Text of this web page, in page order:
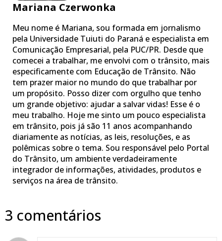
Mariana Czerwonka
Meu nome é Mariana, sou formada em jornalismo
pela Universidade Tuiuti do Paraná e especialista em
Comunicação Empresarial, pela PUC/PR. Desde que
comecei a trabalhar, me envolvi com o trânsito, mais
especificamente com Educação de Trânsito. Não
tem prazer maior no mundo do que trabalhar por
um propósito. Posso dizer com orgulho que tenho
um grande objetivo: ajudar a salvar vidas! Esse é o
meu trabalho. Hoje me sinto um pouco especialista
em trânsito, pois já são 11 anos acompanhando
diariamente as notícias, as leis, resoluções, e as
polêmicas sobre o tema. Sou responsável pelo Portal
do Trânsito, um ambiente verdadeiramente
integrador de informações, atividades, produtos e
serviços na área de trânsito.
3 comentários